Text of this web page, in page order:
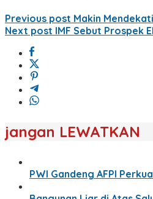
Previous post Makin
Next post IMF Sebut Prospek
jangan LEWATKAN
PWI Gandeng AFPI